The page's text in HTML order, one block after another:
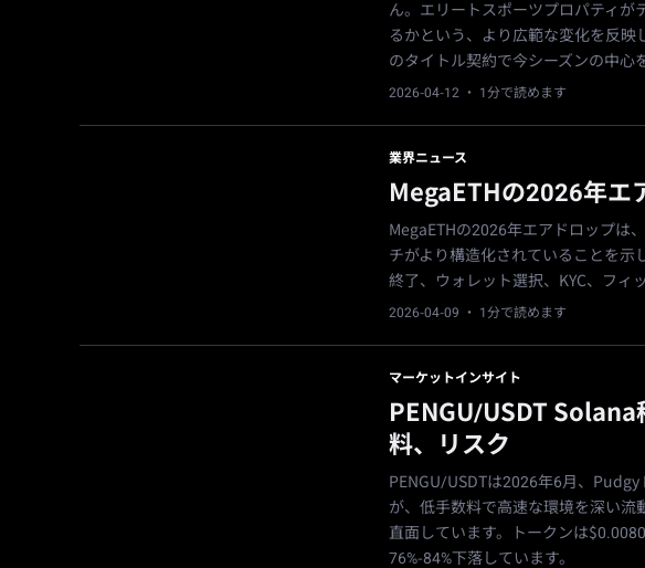
ん。エリートスポーツプロパティが
るかという、より広範な変化を反
のタイトル契約で今シーズンの中心
2026-04-12 · 1分で読めます
業界ニュース
MegaETHの2026年エ
MegaETHの2026年エアドロップは
チがより構造化されていることを示
終了、ウォレット選択、KYC、フィ
2026-04-09 · 1分で読めます
マーケットインサイト
PENGU/USDT
料、リスク
PENGU/USDTは2026年6月、
が、低手数料で高速な環境を深い
直面しています。トークンは
76%-84%下落しています。